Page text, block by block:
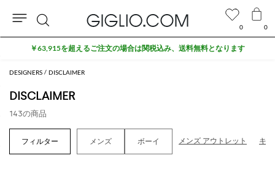
DESIGNERS DISCLAIMER
DISCLAIMER
143の商品
メンズ ボーイ メンズ アウトレット キ
0 0
検
索
セール商品がさらに10%オフ